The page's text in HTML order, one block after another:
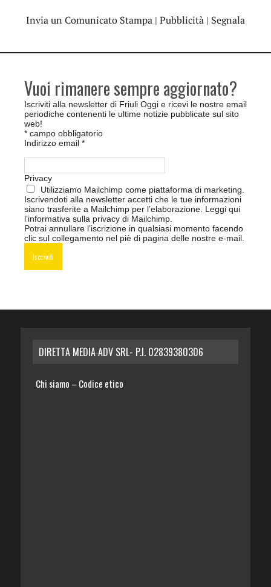
Invia un Comunicato Stampa | Pubblicità | Segnala
Vuoi rimanere sempre aggiornato?
Iscriviti alla newsletter di Friuli Oggi e ricevi le nostre email
periodiche contenenti le ultime notizie pubblicate sul sito
web!
* campo obbligatorio
Indirizzo email *
Privacy
Utilizziamo Mailchimp come piattaforma di marketing.
Iscrivendoti alla newsletter accetti che le tue informazioni
siano trasferite a Mailchimp per l’elaborazione. Leggi qui
l’informativa sulla privacy di Mailchimp
Potrai annullare l’iscrizione in qualsiasi momento facendo
clic sul collegamento nel piè di pagina delle nostre e-mail.
DIRETTA MEDIA ADV SRL- P.I. 02839380306
Chi siamo – Codice etico